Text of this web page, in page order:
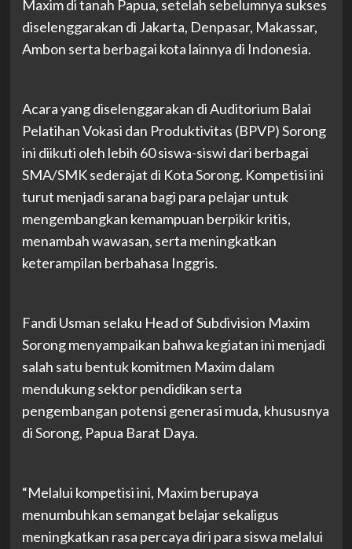
Maxim di tanah Papua, setelah sebelumnya sukses
diselenggarakan di Jakarta, Denpasar, Makassar,
Ambon serta berbagai kota lainnya di Indonesia.
Acara yang diselenggarakan di Auditorium Balai
Pelatihan Vokasi dan Produktivitas (BPVP) Sorong
ini diikuti oleh lebih 60 siswa-siswi dari berbagai
SMA/SMK sederajat di Kota Sorong. Kompetisi ini
turut menjadi sarana bagi para pelajar untuk
mengembangkan kemampuan berpikir kritis,
menambah wawasan, serta meningkatkan
keterampilan berbahasa Inggris.
Fandi Usman selaku Head of Subdivision Maxim
Sorong menyampaikan bahwa kegiatan ini menjadi
salah satu bentuk komitmen Maxim dalam
mendukung sektor pendidikan serta
pengembangan potensi generasi muda, khususnya
di Sorong, Papua Barat Daya.
“Melalui kompetisi ini, Maxim berupaya
menumbuhkan semangat belajar sekaligus
meningkatkan rasa percaya diri para siswa melalui